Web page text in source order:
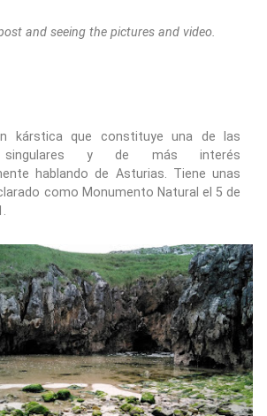
and seeing the pictures and video.
kárstica que constituye una de las
y de más interés
hablando de Asturias. Tiene unas
como Monumento Natural el 5 de